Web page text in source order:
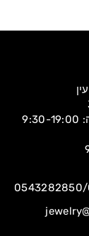
0543282850/